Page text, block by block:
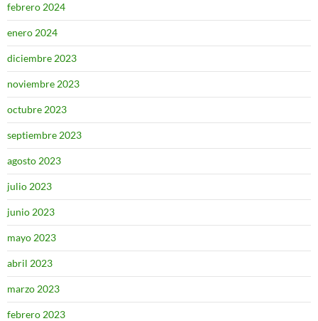
febrero 2024
enero 2024
diciembre 2023
noviembre 2023
octubre 2023
septiembre 2023
agosto 2023
julio 2023
junio 2023
mayo 2023
abril 2023
marzo 2023
febrero 2023